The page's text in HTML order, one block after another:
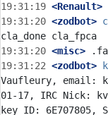
19:31:19 <Renault>
19:31:20 <zodbot>
19:31:20 <misc>
19:31:22 <zodbot>
Vaufleury, email:
01-17, IRC Nick: